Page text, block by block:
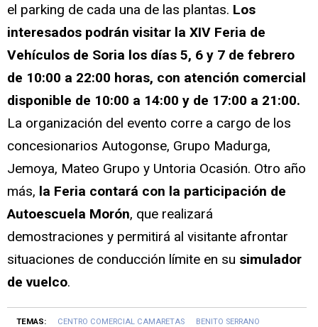
el parking de cada una de las plantas. Los
interesados podrán visitar la XIV Feria de
Vehículos de Soria los días 5, 6 y 7 de febrero
de 10:00 a 22:00 horas, con atención comercial
disponible de 10:00 a 14:00 y de 17:00 a 21:00.
La organización del evento corre a cargo de los
concesionarios Autogonse, Grupo Madurga,
Jemoya, Mateo Grupo y Untoria Ocasión. Otro año
más, la Feria contará con la participación de
Autoescuela Morón, que realizará
demostraciones y permitirá al visitante afrontar
situaciones de conducción límite en su simulador
de vuelco.
TEMAS: CENTRO COMERCIAL CAMARETAS
BENITO SERRANO